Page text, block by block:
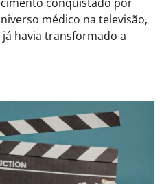
médico na televisão,
já havia transformado a